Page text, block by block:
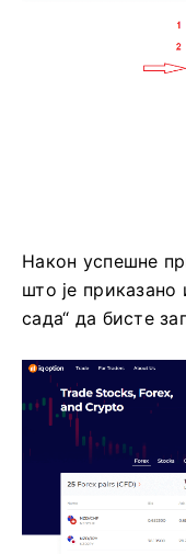
Након успешне
што је приказано
сада“ да бисте